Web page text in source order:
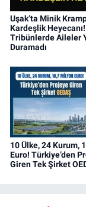
Uşak’ta Minik
Kardeşlik Heyecanı!
Tribünlerde Aileler
Duramadı
10 Ülke, 24 Kurum,
Euro! Türkiye’den
Giren Tek Şirket